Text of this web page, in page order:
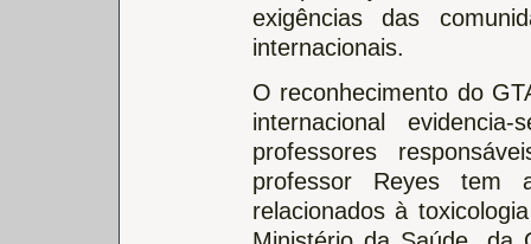
exigências das
internacionais.
O reconhecimento do
internacional
professores
professor Reyes tem
relacionados à